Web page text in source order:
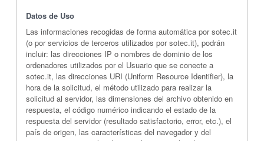
Datos de Uso
Las informaciones recogidas de forma automática por sotec.it
(o por servicios de terceros utilizados por sotec.it), podrán
incluir: las direcciones IP o nombres de dominio de los
ordenadores utilizados por el Usuario que se conecte a
sotec.it, las direcciones URI (Uniform Resource Identifier), la
hora de la solicitud, el método utilizado para realizar la
solicitud al servidor, las dimensiones del archivo obtenido en
respuesta, el código numérico indicando el estado de la
respuesta del servidor (resultado satisfactorio, error, etc.), el
país de origen, las características del navegador y del